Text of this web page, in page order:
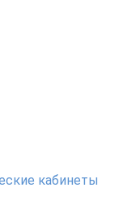
кабинеты